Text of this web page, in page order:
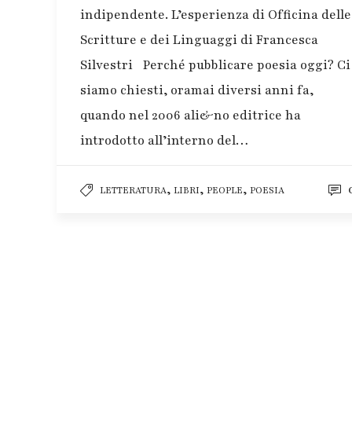
indipendente. L’esperienza di Officina delle
Scritture e dei Linguaggi di Francesca
Silvestri Perché pubblicare poesia oggi? Ci
siamo chiesti, oramai diversi anni fa,
quando nel 2006 ali&no editrice ha
introdotto all’interno del…
LETTERATURA, LIBRI, PEOPLE, POESIA